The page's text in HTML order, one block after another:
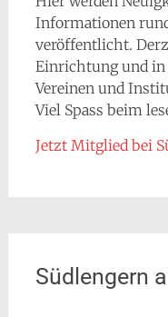
Informationen
veröffentlicht.
Einrichtung und in
Vereinen und
Viel Spass beim
Jetzt Mitglied bei
Südlengern